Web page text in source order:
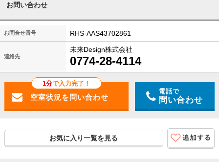
お問い合わせ
お問合せ番号 RHS-AAS43702861
連絡先
未来Design株式会社
0774-28-4114
1分で入力完了！
電話で
問い合わせ
お気に入り一覧を見る